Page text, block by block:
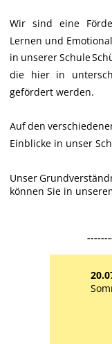
Wir sind eine
Lernen und
in unsererSchule
die hier in
gefördert werden.
Aufden
Einblicke in unser
Unser
können Sie in